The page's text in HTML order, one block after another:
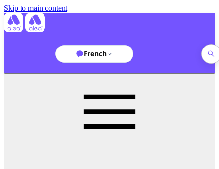
Skip to main content
French